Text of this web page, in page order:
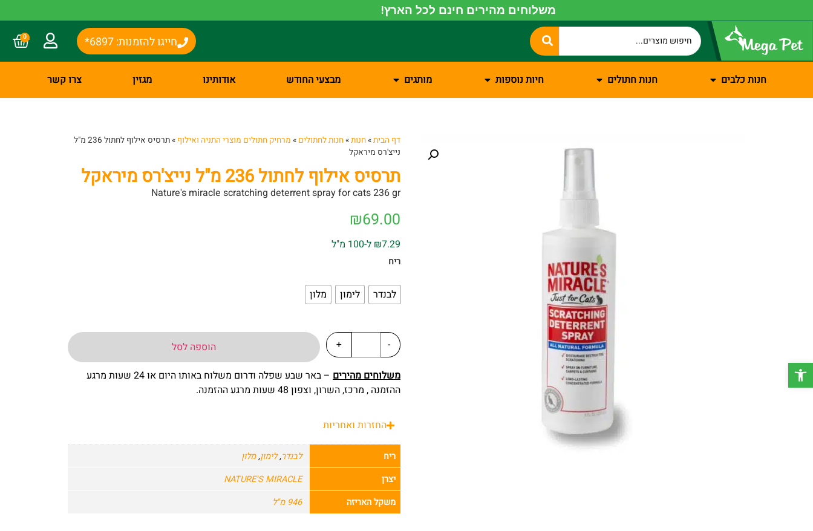
פתח סרגל נגישות
משלוחים מהירים חינם לכל הארץ!
חייגו להזמנות: 6897* 0
חנות כלבים חנות חתולים חיות נוספות מותגים מבצעי החודש אודותינו מגזין צרו קשר
דף הבית»חנות»חנות לחתולים » מרחיק חתולים מוצרי התניה ואילוף »
תרסיס אילוף לחתול 236 מ"ל
נייצ'רס מיראקל
תרסיס אילוף לחתול 236 מ"ל נייצ'רס מיראקל
Nature's miracle scratching deterrent spray for cats 236 gr
₪69.00
₪7.29 ל-100 מ"ל
ריח
לבנדר לימון מלון
-
+
הוספה לסל
משלוחים מהירים
– באר שבע שפלה ודרום משלוח באותו היום או 24 שעות מרגע
ההזמנה , מרכז, השרון, וצפון 48 שעות מרגע ההזמנה.
החזרות ואחריות
ריח לבנדר,לימון,מלון
יצרן
NATURE'S MIRACLE
משקל האריזה
946 מ"ל